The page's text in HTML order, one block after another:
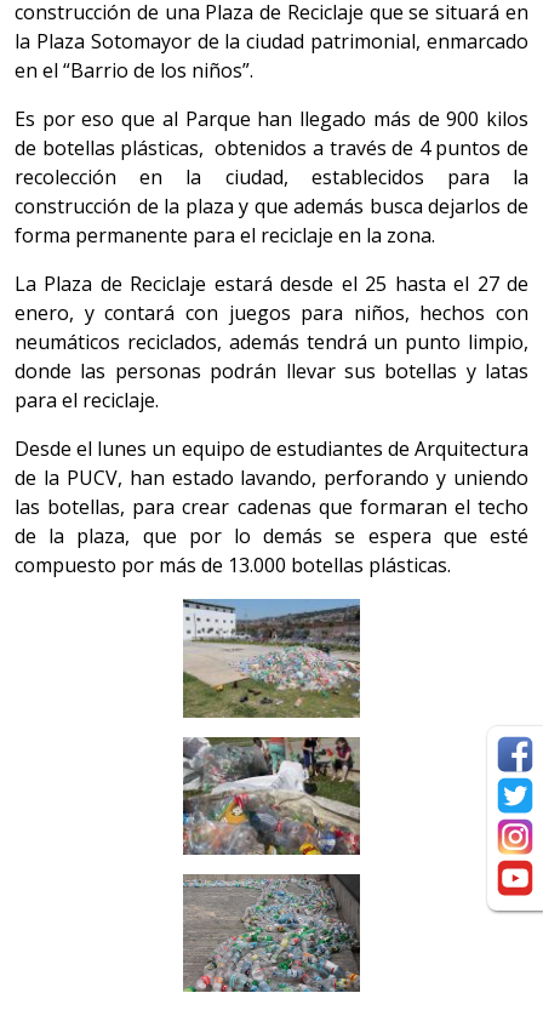
construcción de una Plaza de Reciclaje que se situará en
la Plaza Sotomayor de la ciudad patrimonial, enmarcado
en el “Barrio de los niños”.
Es por eso que al Parque han llegado más de 900 kilos
de botellas plásticas, obtenidos a través de 4 puntos de
recolección en la ciudad, establecidos para la
construcción de la plaza y que además busca dejarlos de
forma permanente para el reciclaje en la zona.
La Plaza de Reciclaje estará desde el 25 hasta el 27 de
enero, y contará con juegos para niños, hechos con
neumáticos reciclados, además tendrá un punto limpio,
donde las personas podrán llevar sus botellas y latas
para el reciclaje.
Desde el lunes un equipo de estudiantes de Arquitectura
de la PUCV, han estado lavando, perforando y uniendo
las botellas, para crear cadenas que formaran el techo
de la plaza, que por lo demás se espera que esté
compuesto por más de 13.000 botellas plásticas.